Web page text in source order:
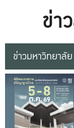
ข่า
ข่าวมหาวิทยาลัย